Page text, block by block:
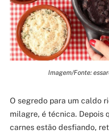
Imagem/Fonte:
O segredo para um caldo
milagre, é técnica. Depois
carnes estão desfiando,